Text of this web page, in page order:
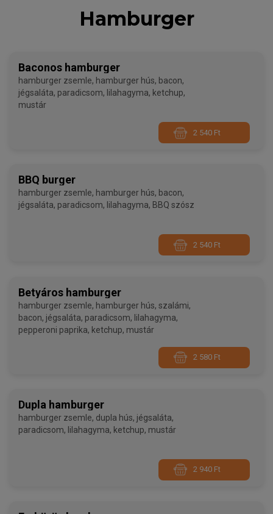
Hamburger
Baconos hamburger
hamburger zsemle, hamburger hús, bacon,
jégsaláta, paradicsom, lilahagyma, ketchup,
mustár
2 540 Ft
BBQ burger
hamburger zsemle, hamburger hús, bacon,
jégsaláta, paradicsom, lilahagyma, BBQ szósz
2 540 Ft
Betyáros hamburger
hamburger zsemle, hamburger hús, szalámi,
bacon, jégsaláta, paradicsom, lilahagyma,
pepperoni paprika, ketchup, mustár
2 580 Ft
Dupla hamburger
hamburger zsemle, dupla hús, jégsaláta,
paradicsom, lilahagyma, ketchup, mustár
2 940 Ft